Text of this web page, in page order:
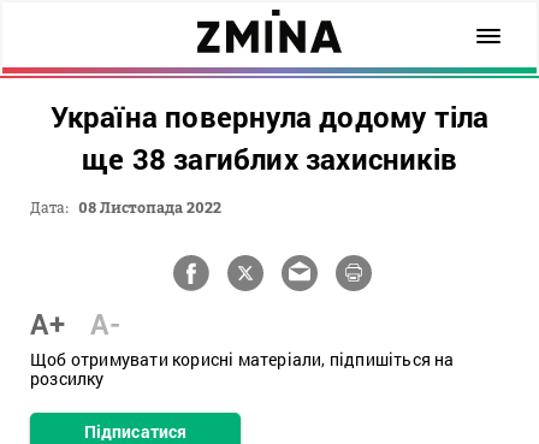
Україна повернула додому тіла
ще 38 загиблих захисників
Дата: 08 Листопада 2022
A+ A-
Щоб отримувати корисні матеріали, підпишіться на
розсилку
Підписатися